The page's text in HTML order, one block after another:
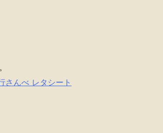
さんべ レタシート